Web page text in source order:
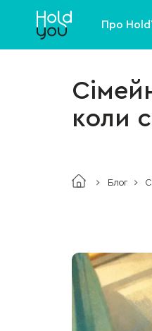
Про
коли
Блог